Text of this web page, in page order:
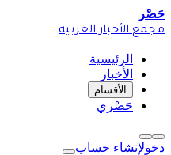
حَصْر
مجمع الأخبار العربية
الرئيسية
الأخبار
الأقسام
حَصْري
دخولإنشاء حساب